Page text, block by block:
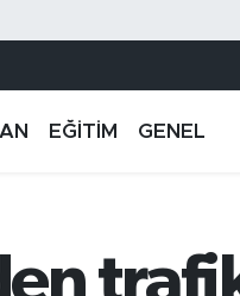
EĞİTİM GENEL